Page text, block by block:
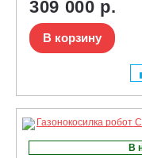
309 000 р.
В корзину
В